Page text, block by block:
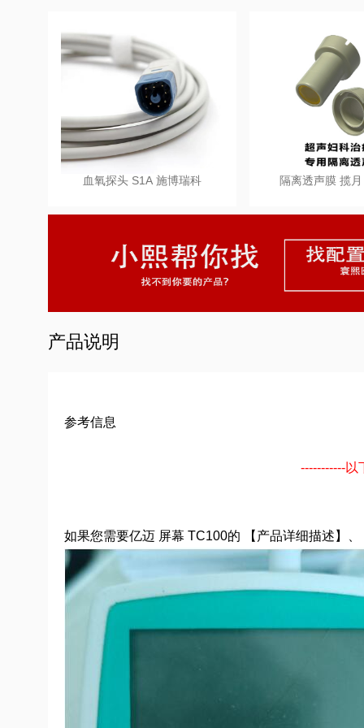
血氧探头 S1A 施博瑞科 隔离透声膜 揽
产品说明
参考信息
-----------以
如果您需要亿迈 屏幕 TC100的 【产品详细描述】